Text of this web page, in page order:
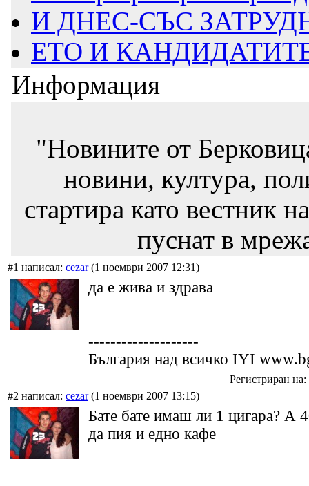
И ДНЕС-СЪС
ЕТО И
Информация
"Новините от
новини, култура,
стартира като вестник
пуснат в
#1 написал: cezar(1 ноември 2007 12:31)
да е жива и здрава
--------------------
България над всичко IYI
Регистриран
#2 написал: cezar(1 ноември 2007 13:15)
Бате бате имаш ли 1 цигара? А
да пия и едно кафе